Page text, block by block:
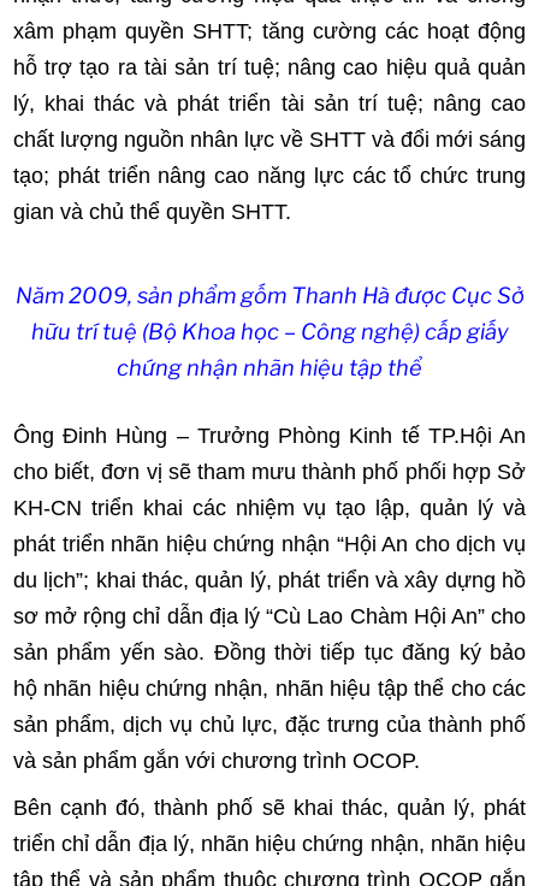
xâm phạm quyền SHTT; tăng cường các hoạt động
hỗ trợ tạo ra tài sản trí tuệ; nâng cao hiệu quả quản
lý, khai thác và phát triển tài sản trí tuệ; nâng cao
chất lượng nguồn nhân lực về SHTT và đổi mới sáng
tạo; phát triển nâng cao năng lực các tổ chức trung
gian và chủ thể quyền SHTT.
Năm 2009, sản phẩm gốm Thanh Hà được Cục Sở
hữu trí tuệ (Bộ Khoa học – Công nghệ) cấp giấy
chứng nhận nhãn hiệu tập thể
Ông Đinh Hùng – Trưởng Phòng Kinh tế TP.Hội An
cho biết, đơn vị sẽ tham mưu thành phố phối hợp Sở
KH-CN triển khai các nhiệm vụ tạo lập, quản lý và
phát triển nhãn hiệu chứng nhận “Hội An cho dịch vụ
du lịch”; khai thác, quản lý, phát triển và xây dựng hồ
sơ mở rộng chỉ dẫn địa lý “Cù Lao Chàm Hội An” cho
sản phẩm yến sào. Đồng thời tiếp tục đăng ký bảo
hộ nhãn hiệu chứng nhận, nhãn hiệu tập thể cho các
sản phẩm, dịch vụ chủ lực, đặc trưng của thành phố
và sản phẩm gắn với chương trình OCOP.
Bên cạnh đó, thành phố sẽ khai thác, quản lý, phát
triển chỉ dẫn địa lý, nhãn hiệu chứng nhận, nhãn hiệu
tập thể và sản phẩm thuộc chương trình OCOP gắn